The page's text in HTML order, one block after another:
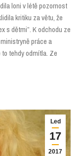
loni v létě pozornost
kritiku za větu, že
s dětmi”. K odchodu ze
práce a
tehdy odmítla. Ze
Led
17
2017